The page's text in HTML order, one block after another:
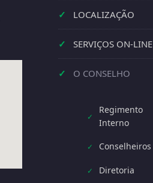
✓ LOCALIZAÇÃO
✓ SERVIÇOS ON-LINE
✓ O CONSELHO
✓
Regimento
Interno
✓ Conselheiros
✓ Diretoria